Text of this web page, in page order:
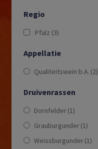
Regio
Pfalz (3)
Appellatie
Qualiteitswein b.A. (2)
Druivenrassen
Dornfelder(1)
Grauburgunder(1)
Weissburgunder(1)